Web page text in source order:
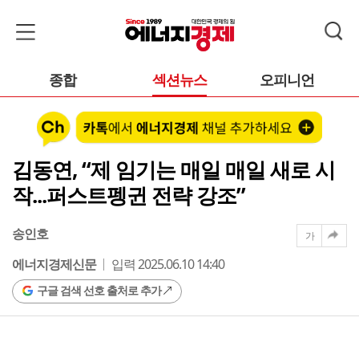
종합 섹션뉴스 오피니언
김동연, “제 임기는 매일 매일 새로 시
작...퍼스트펭귄 전략 강조”
송인호
에너지경제신문
입력 2025.06.10 14:40
구글 검색 선호 출처로 추가
가